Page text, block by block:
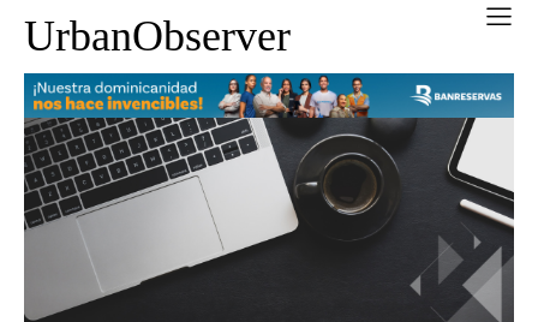
UrbanObserver